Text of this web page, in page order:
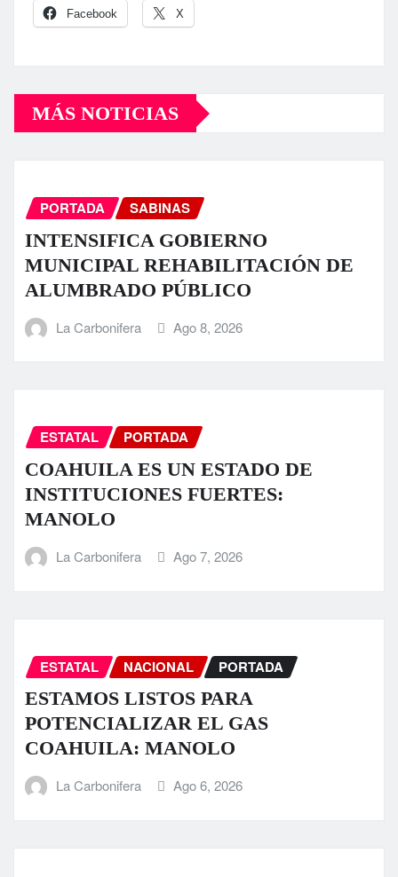
Facebook X
MÁS NOTICIAS
PORTADA SABINAS
INTENSIFICA GOBIERNO
MUNICIPAL REHABILITACIÓN DE
ALUMBRADO PÚBLICO
La Carbonifera Ago 8, 2026
ESTATAL PORTADA
COAHUILA ES UN ESTADO DE
INSTITUCIONES FUERTES:
MANOLO
La Carbonifera Ago 7, 2026
ESTATAL NACIONAL PORTADA
ESTAMOS LISTOS PARA
POTENCIALIZAR EL GAS
COAHUILA: MANOLO
La Carbonifera Ago 6, 2026